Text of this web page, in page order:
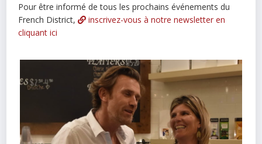
Pour être informé de tous les prochains événements du
French District,
inscrivez-vous à notre newsletter en
cliquant ici